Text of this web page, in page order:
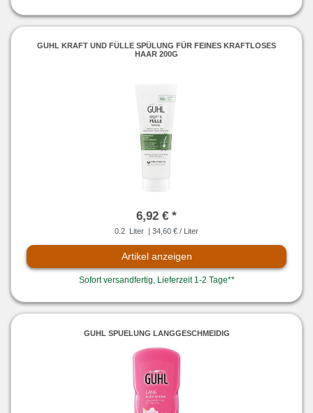
GUHL KRAFT UND FÜLLE SPÜLUNG FÜR FEINES KRAFTLOSES
HAAR 200G
6,92 € *
0.2 Liter | 34,60 € / Liter
Artikel anzeigen
Sofort versandfertig, Lieferzeit 1-2 Tage**
GUHL SPUELUNG LANGGESCHMEIDIG